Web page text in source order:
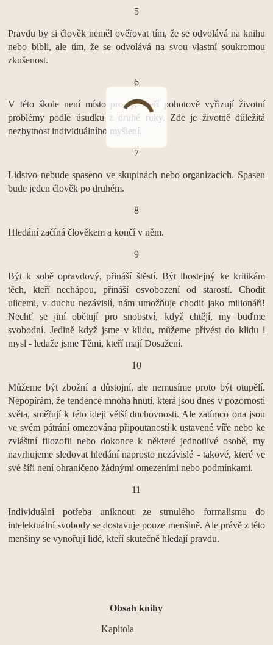
5
Pravdu by si člověk neměl ověřovat tím, že se odvolává na knihu
nebo bibli, ale tím, že se odvolává na svou vlastní soukromou
zkušenost.
6
V této škole není místo pro ty, kteří pohotově vyřizují životní
problémy podle úsudku z druhé ruky. Zde je životně důležitá
nezbytnost individuálního myšlení.
7
Lidstvo nebude spaseno ve skupinách nebo organizacích. Spasen
bude jeden člověk po druhém.
8
Hledání začíná člověkem a končí v něm.
9
Být k sobě opravdový, přináší štěstí. Být lhostejný ke kritikám
těch, kteří nechápou, přináší osvobození od starostí. Chodit
ulicemi, v duchu nezávislí, nám umožňuje chodit jako milionáři!
Nechť se jiní obětují pro snobství, když chtějí, my buďme
svobodní. Jedině když jsme v klidu, můžeme přivést do klidu i
mysl - ledaže jsme Těmi, kteří mají Dosažení.
10
Můžeme být zbožní a důstojní, ale nemusíme proto být otupělí.
Nepopírám, že tendence mnoha hnutí, která jsou dnes v pozornosti
světa, směřují k této ideji větší duchovnosti. Ale zatímco ona jsou
ve svém pátrání omezována připoutaností k ustavené víře nebo ke
zvláštní filozofii nebo dokonce k některé jednotlivé osobě, my
navrhujeme sledovat hledání naprosto nezávislé - takové, které ve
své šíři není ohraničeno žádnými omezeními nebo podmínkami.
11
Individuální potřeba uniknout ze strnulého formalismu do
intelektuální svobody se dostavuje pouze menšině. Ale právě z této
menšiny se vynořují lidé, kteří skutečně hledají pravdu.
Obsah knihy
Kapitola